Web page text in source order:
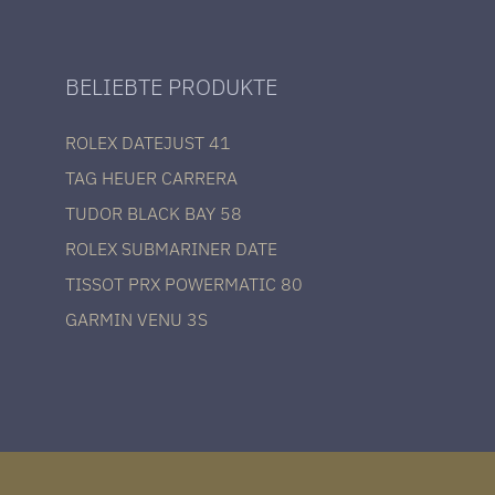
BELIEBTE PRODUKTE
ROLEX DATEJUST 41
TAG HEUER CARRERA
TUDOR BLACK BAY 58
ROLEX SUBMARINER DATE
TISSOT PRX POWERMATIC 80
GARMIN VENU 3S